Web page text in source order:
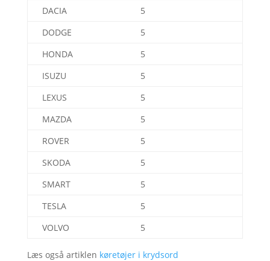
DACIA
5
DODGE
5
HONDA
5
ISUZU
5
LEXUS
5
MAZDA
5
ROVER
5
SKODA
5
SMART
5
TESLA
5
VOLVO
5
Læs også artiklen køretøjer i krydsord